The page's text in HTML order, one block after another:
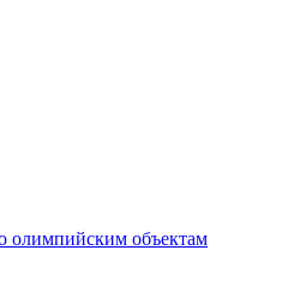
олимпийским объектам